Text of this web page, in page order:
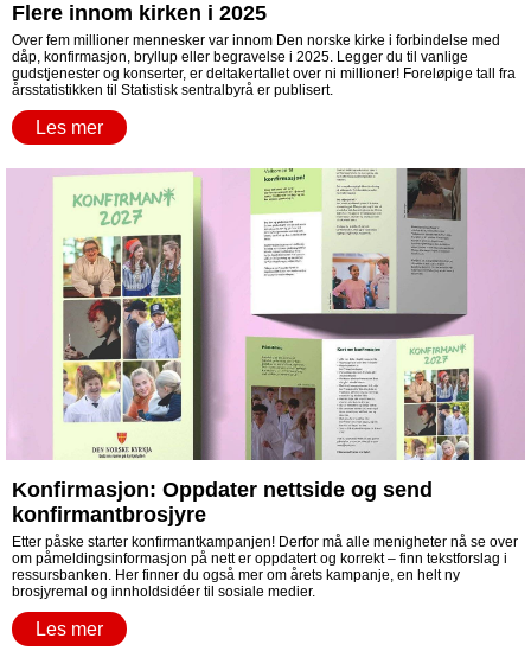
Flere innom kirken i 2025
Over fem millioner mennesker var innom Den norske kirke i forbindelse med
dåp, konfirmasjon, bryllup eller begravelse i 2025. Legger du til vanlige
gudstjenester og konserter, er deltakertallet over ni millioner! Foreløpige tall fra
årsstatistikken til Statistisk sentralbyrå er publisert.
Les mer
Konfirmasjon: Oppdater nettside og send
konfirmantbrosjyre
Etter påske starter konfirmantkampanjen! Derfor må alle menigheter nå se over
om påmeldingsinformasjon på nett er oppdatert og korrekt – finn tekstforslag i
ressursbanken. Her finner du også mer om årets kampanje, en helt ny
brosjyremal og innholdsidéer til sosiale medier.
Les mer